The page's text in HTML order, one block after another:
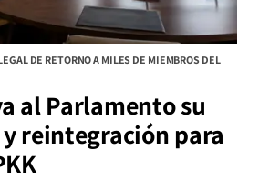
DE RETORNO A MILES DE MIEMBROS DEL
al Parlamento su
reintegración para